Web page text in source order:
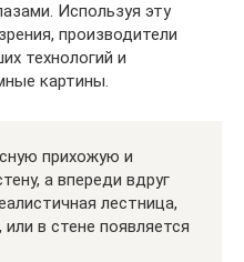
Используя эту
производители
технологий и
картины.
прихожую и
а впереди вдруг
лестница,
в стене появляется